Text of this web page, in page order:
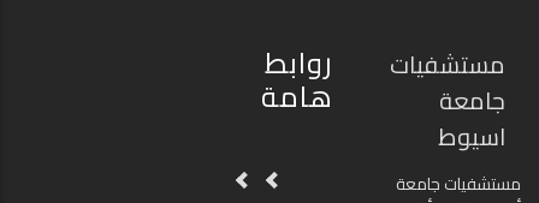
مستشفيات
جامعة
اسيوط
مستشفيات جامعة
روابط
هامة